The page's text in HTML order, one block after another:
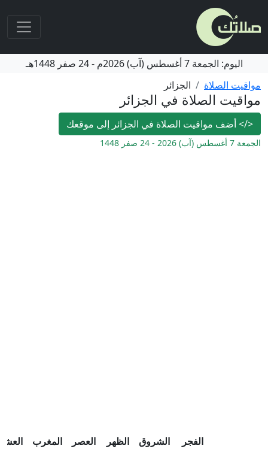
اليوم: الجمعة 7 أغسطس (آب) 2026م -24 صفر 1448هـ
مواقيت الصلاة
الجزائر
مواقيت الصلاة في الجزائر
</>أضف مواقيت الصلاة في الجزائر إلى موقعك
الجمعة 7 أغسطس (آب) 2026 - 24 صفر 1448
الفجر الشروق الظهر العصر المغرب